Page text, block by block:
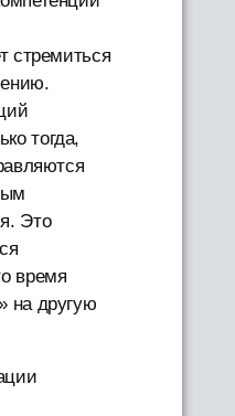
стремиться
тогда,
Это
время
на другую